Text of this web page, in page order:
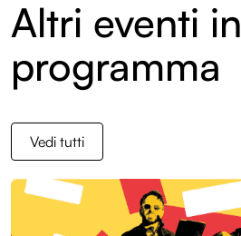
Altri eventi in
programma
Vedi tutti